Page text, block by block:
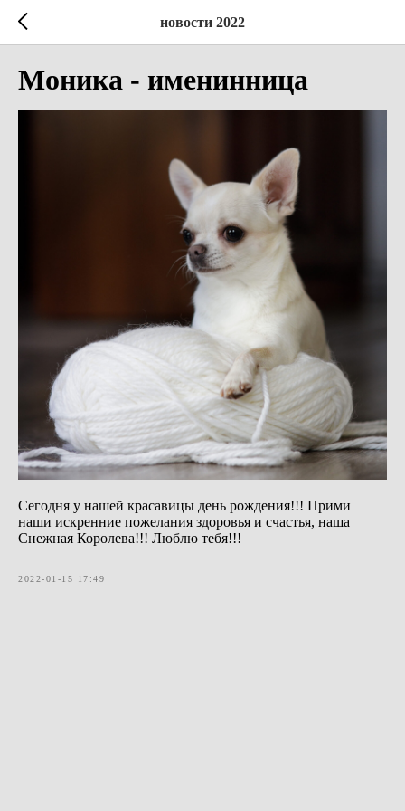
новости 2022
Моника - именинница
Сегодня у нашей красавицы день рождения!!! Прими
наши искренние пожелания здоровья и счастья, наша
Снежная Королева!!! Люблю тебя!!!
2022-01-15 17:49